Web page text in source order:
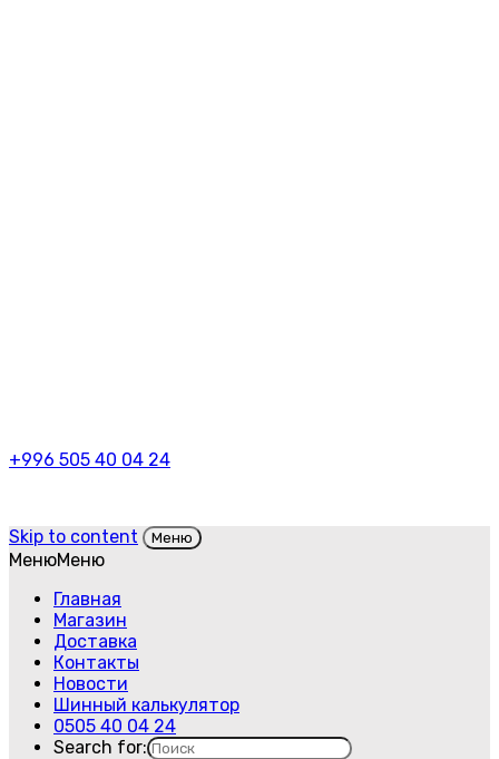
+996 505 40 04 24
Skip to content Меню
МенюМеню
Главная
Магазин
Доставка
Контакты
Новости
Шинный калькулятор
0505 40 04 24
Search for: